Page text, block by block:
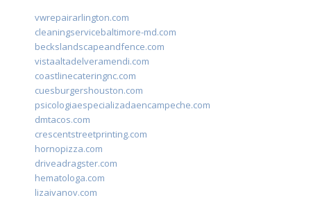
vwrepairarlington.com
cleaningservicebaltimore-md.com
beckslandscapeandfence.com
vistaaltadelveramendi.com
coastlinecateringnc.com
cuesburgershouston.com
psicologiaespecializadaencampeche.com
dmtacos.com
crescentstreetprinting.com
hornopizza.com
driveadragster.com
hematologa.com
lizaivanov.com